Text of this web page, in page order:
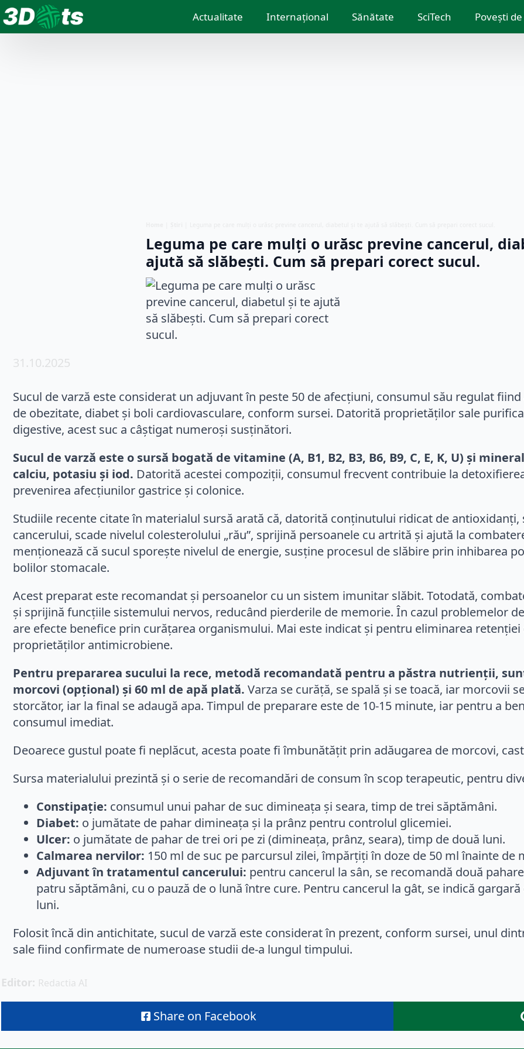
Actualitate Internațional Sănătate SciTech Povești
Leguma pe care mulți o urăsc previne cancerul,
ajută să slăbești. Cum să prepari corect sucul.
31.10.2025
Sucul de varză este considerat un adjuvant în peste 50 de afecțiuni, consumul său regulat
de obezitate, diabet și boli cardiovasculare, conform sursei. Datorită proprietăților sale
digestive, acest suc a câștigat numeroși susținători.
Sucul de varză este o sursă bogată de vitamine (A, B1, B2, B3, B6, B9, C, E, K, U) și
calciu, potasiu și iod. Datorită acestei compoziții, consumul frecvent contribuie la
prevenirea afecțiunilor gastrice și colonice.
Studiile recente citate în materialul sursă arată că, datorită conținutului ridicat de
cancerului, scade nivelul colesterolului „rău”, sprijină persoanele cu artrită și ajută la
menționează că sucul sporește nivelul de energie, susține procesul de slăbire prin inhibarea
bolilor stomacale.
Acest preparat este recomandat și persoanelor cu un sistem imunitar slăbit. Totodată,
și sprijină funcțiile sistemului nervos, reducând pierderile de memorie. În cazul problemelor
are efecte benefice prin curățarea organismului. Mai este indicat și pentru eliminarea
proprietăților antimicrobiene.
Pentru prepararea sucului la rece, metodă recomandată pentru a păstra nutrienții,
morcovi (opțional) și 60 ml de apă plată. Varza se curăță, se spală și se toacă, iar morcovii
storcător, iar la final se adaugă apa. Timpul de preparare este de 10-15 minute, iar pentru a
consumul imediat.
Deoarece gustul poate fi neplăcut, acesta poate fi îmbunătățit prin adăugarea de morcovi,
Sursa materialului prezintă și o serie de recomandări de consum în scop terapeutic, pentru
Constipație: consumul unui pahar de suc dimineața și seara, timp de trei săptămâni.
Diabet: o jumătate de pahar dimineața și la prânz pentru controlul glicemiei.
Ulcer: o jumătate de pahar de trei ori pe zi (dimineața, prânz, seara), timp de două luni.
Calmarea nervilor: 150 ml de suc pe parcursul zilei, împărțiți în doze de 50 ml înainte de
Adjuvant în tratamentul cancerului: pentru cancerul la sân, se recomandă două
patru săptămâni, cu o pauză de o lună între cure. Pentru cancerul la gât, se indică
luni.
Folosit încă din antichitate, sucul de varză este considerat în prezent, conform sursei, unul
sale fiind confirmate de numeroase studii de-a lungul timpului.
Editor: Redactia AI
Share on Facebook